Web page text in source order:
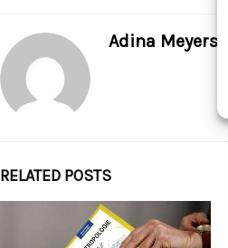
Adina Meyers
RELATED POSTS